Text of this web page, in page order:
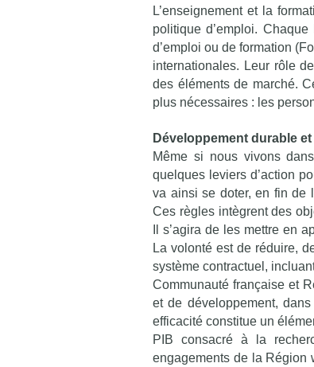
L’enseignement et la
politique d’emploi.
d’emploi ou de formation
internationales. Leur rôle
des éléments de marché.
plus nécessaires : les
Développement durable
Même si nous vivons
quelques leviers d’action
va ainsi se doter, en fin de
Ces règles intègrent des
Il s’agira de les mettre en
La volonté est de réduire,
système contractuel,
Communauté française et
et de développement,
efficacité constitue un
PIB consacré à la
engagements de la Région